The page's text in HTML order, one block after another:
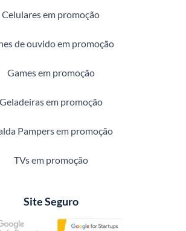
Celulares em promoção
de ouvido em promoção
Games em promoção
Geladeiras em promoção
Pampers em promoção
TVs em promoção
Site Seguro